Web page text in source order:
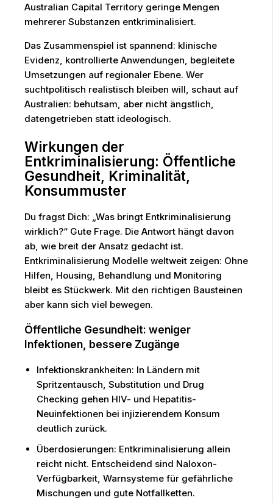
Australian Capital Territory geringe Mengen
mehrerer Substanzen entkriminalisiert.
Das Zusammenspiel ist spannend: klinische
Evidenz, kontrollierte Anwendungen, begleitete
Umsetzungen auf regionaler Ebene. Wer
suchtpolitisch realistisch bleiben will, schaut auf
Australien: behutsam, aber nicht ängstlich,
datengetrieben statt ideologisch.
Wirkungen der
Entkriminalisierung: Öffentliche
Gesundheit, Kriminalität,
Konsummuster
Du fragst Dich: „Was bringt Entkriminalisierung
wirklich?“ Gute Frage. Die Antwort hängt davon
ab, wie breit der Ansatz gedacht ist.
Entkriminalisierung Modelle weltweit zeigen: Ohne
Hilfen, Housing, Behandlung und Monitoring
bleibt es Stückwerk. Mit den richtigen Bausteinen
aber kann sich viel bewegen.
Öffentliche Gesundheit: weniger
Infektionen, bessere Zugänge
Infektionskrankheiten: In Ländern mit
Spritzentausch, Substitution und Drug
Checking gehen HIV- und Hepatitis-
Neuinfektionen bei injizierendem Konsum
deutlich zurück.
Überdosierungen: Entkriminalisierung allein
reicht nicht. Entscheidend sind Naloxon-
Verfügbarkeit, Warnsysteme für gefährliche
Mischungen und gute Notfallketten.